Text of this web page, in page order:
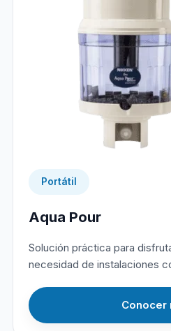
Portátil
Aqua Pour
Solución práctica para
necesidad de instalaciones
Conocer